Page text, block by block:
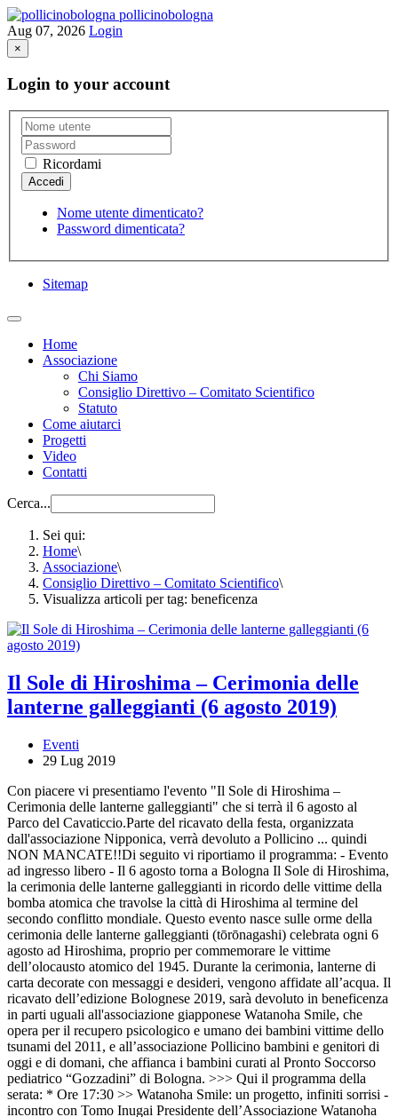
pollicinobologna
Aug 07, 2026 Login
×
Login to your account
Ricordami
Nome utente dimenticato?
Password dimenticata?
Sitemap
Home
Associazione
Chi Siamo
Consiglio Direttivo – Comitato Scientifico
Statuto
Come aiutarci
Progetti
Video
Contatti
Cerca...
Sei qui:
Home\
Associazione\
Consiglio Direttivo – Comitato Scientifico\
Visualizza articoli per tag: beneficenza
Il Sole di Hiroshima – Cerimonia delle
lanterne galleggianti (6 agosto 2019)
Eventi
29 Lug 2019
Con piacere vi presentiamo l'evento "Il Sole di Hiroshima –
Cerimonia delle lanterne galleggianti" che si terrà il 6 agosto al
Parco del Cavaticcio.Parte del ricavato della festa, organizzata
dall'associazione Nipponica, verrà devoluto a Pollicino ... quindi
NON MANCATE!!Di seguito vi riportiamo il programma: - Evento
ad ingresso libero - Il 6 agosto torna a Bologna Il Sole di Hiroshima,
la cerimonia delle lanterne galleggianti in ricordo delle vittime della
bomba atomica che travolse la città di Hiroshima al termine del
secondo conflitto mondiale. Questo evento nasce sulle orme della
cerimonia delle lanterne galleggianti (tōrōnagashi) celebrata ogni 6
agosto ad Hiroshima, proprio per commemorare le vittime
dell’olocausto atomico del 1945. Durante la cerimonia, lanterne di
carta decorate con messaggi e desideri, vengono affidate all’acqua. Il
ricavato dell’edizione Bolognese 2019, sarà devoluto in beneficenza
in parti uguali all'associazione giapponese Watanoha Smile, che
opera per il recupero psicologico e umano dei bambini vittime dello
tsunami del 2011, e all’associazione Pollicino bambini e genitori di
oggi e di domani, che affianca i bambini curati al Pronto Soccorso
pediatrico “Gozzadini” di Bologna. >>> Qui il programma della
serata: * Ore 17:30 >> Watanoha Smile: un progetto, infiniti sorrisi -
incontro con Tomo Inugai Presidente dell’Associazione Watanoha